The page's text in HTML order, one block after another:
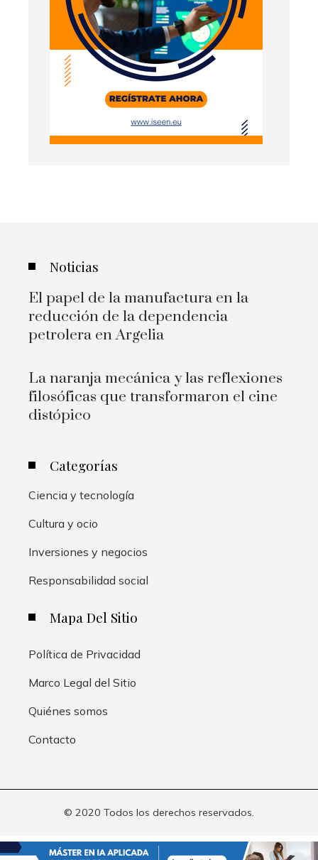
Noticias
El papel de la manufactura en la
reducción de la dependencia
petrolera en Argelia
La naranja mecánica y las reflexiones
filosóficas que transformaron el cine
distópico
Categorías
Ciencia y tecnología
Cultura y ocio
Inversiones y negocios
Responsabilidad social
Mapa Del Sitio
Política de Privacidad
Marco Legal del Sitio
Quiénes somos
Contacto
© 2020 Todos los derechos reservados.